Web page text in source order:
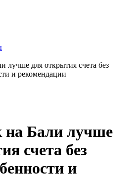
лучше для открытия счета без
и рекомендации
на Бали лучше
счета без
и